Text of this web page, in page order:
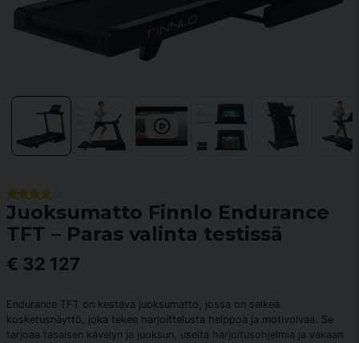
Juoksumatto Finnlo Endurance
TFT – Paras valinta testissä
€ 32 127
Endurance TFT on kestävä juoksumatto, jossa on selkeä
kosketusnäyttö, joka tekee harjoittelusta helppoa ja motivoivaa. Se
tarjoaa tasaisen kävelyn ja juoksun, useita harjoitusohjelmia ja vakaan